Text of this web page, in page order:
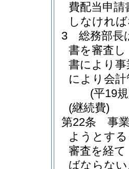
費配当申
しなけれ
3
総務部長
書を審査
書により
により会
(平19
(継続費)
第22条
事
ようとす
審査を経
ばならな